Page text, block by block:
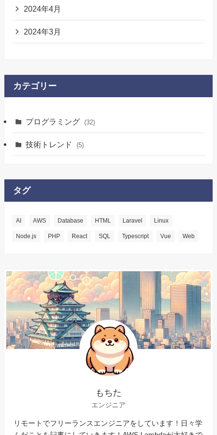
2024年4月
2024年3月
カテゴリー
プログラミング (32)
技術トレンド (5)
タグ
AI AWS Database HTML Laravel Linux
Node.js PHP React SQL Typescript Vue Web
もちた
エンジニア
リモートでフリーランスエンジニアをしています！日々学